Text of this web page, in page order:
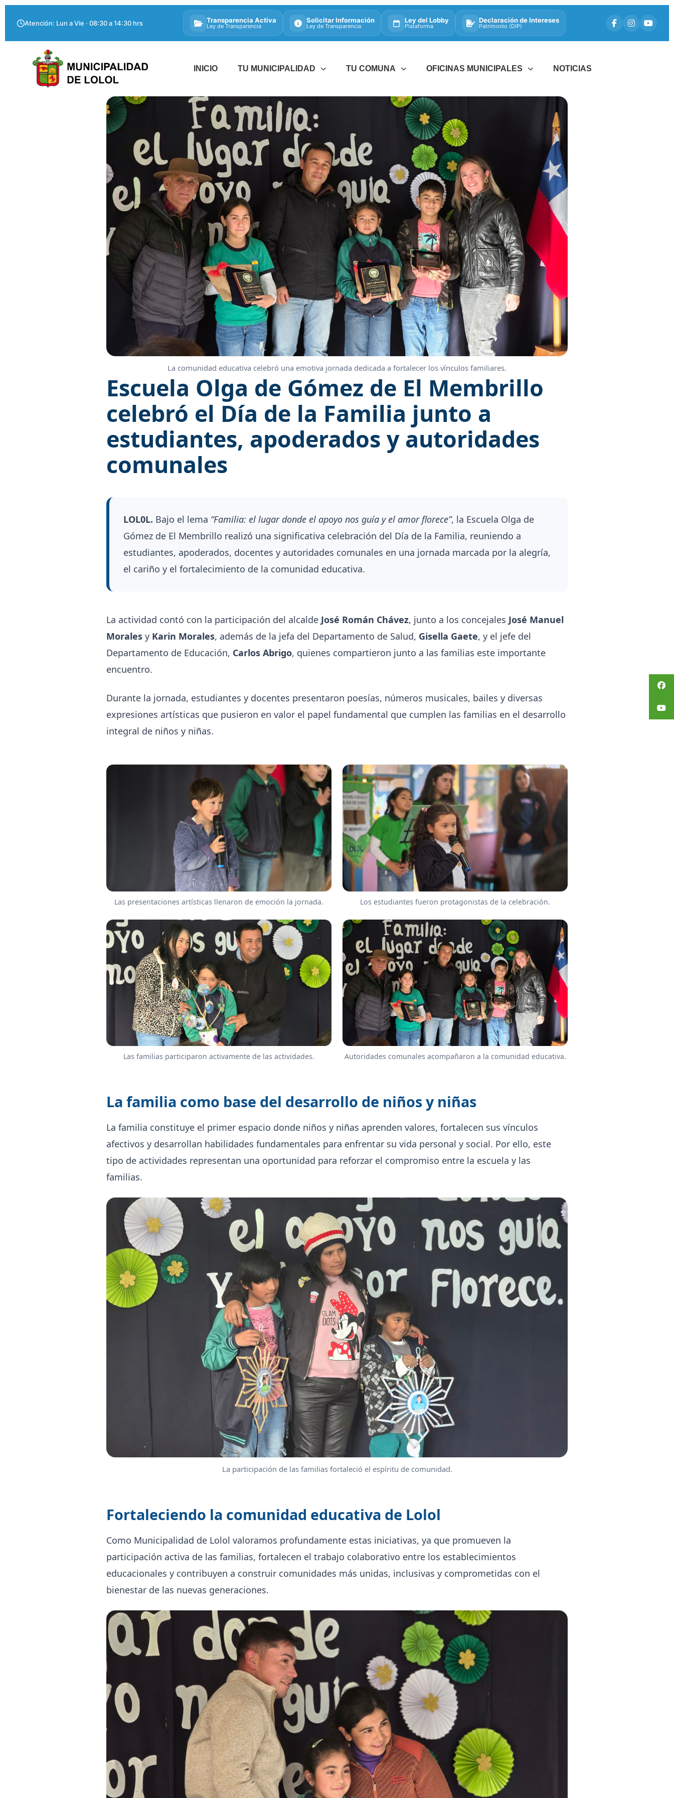
Atención: Lun a Vie · 08:30 a 14:30 hrs Transparencia Activa
Ley de Transparencia
Solicitar Información
Ley de Transparencia
Ley del Lobby
Plataforma
Declaración de Intereses
Patrimonio (DIP)
INICIO TU MUNICIPALIDAD TU COMUNA OFICINAS MUNICIPALES NOTICIAS
La comunidad educativa celebró una emotiva jornada dedicada a fortalecer los vínculos familiares.
Escuela Olga de Gómez de El Membrillo
celebró el Día de la Familia junto a
estudiantes, apoderados y autoridades
comunales
LOL0L. Bajo el lema “Familia: el lugar donde el apoyo nos guía y el amor florece”, la Escuela Olga de
Gómez de El Membrillo realizó una significativa celebración del Día de la Familia, reuniendo a
estudiantes, apoderados, docentes y autoridades comunales en una jornada marcada por la alegría,
el cariño y el fortalecimiento de la comunidad educativa.
La actividad contó con la participación del alcalde José Román Chávez, junto a los concejales José Manuel
Morales y Karin Morales, además de la jefa del Departamento de Salud, Gisella Gaete, y el jefe del
Departamento de Educación, Carlos Abrigo, quienes compartieron junto a las familias este importante
encuentro.
Durante la jornada, estudiantes y docentes presentaron poesías, números musicales, bailes y diversas
expresiones artísticas que pusieron en valor el papel fundamental que cumplen las familias en el desarrollo
integral de niños y niñas.
Las presentaciones artísticas llenaron de emoción la jornada. Los estudiantes fueron protagonistas de la celebración.
Las familias participaron activamente de las actividades. Autoridades comunales acompañaron a la comunidad educativa.
La familia como base del desarrollo de niños y niñas
La familia constituye el primer espacio donde niños y niñas aprenden valores, fortalecen sus vínculos
afectivos y desarrollan habilidades fundamentales para enfrentar su vida personal y social. Por ello, este
tipo de actividades representan una oportunidad para reforzar el compromiso entre la escuela y las
familias.
La participación de las familias fortaleció el espíritu de comunidad.
Fortaleciendo la comunidad educativa de Lolol
Como Municipalidad de Lolol valoramos profundamente estas iniciativas, ya que promueven la
participación activa de las familias, fortalecen el trabajo colaborativo entre los establecimientos
educacionales y contribuyen a construir comunidades más unidas, inclusivas y comprometidas con el
bienestar de las nuevas generaciones.